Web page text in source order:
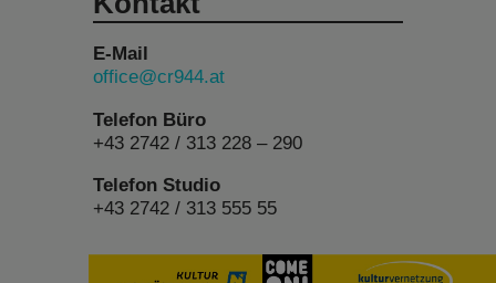
E-Mail
office@cr944.at
Telefon Büro
+43 2742 / 313 228 – 290
Telefon Studio
+43 2742 / 313 555 55